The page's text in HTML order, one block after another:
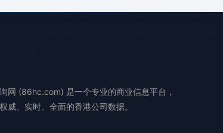
网 (86hc.com) 是一个专业的商业信息平台，
威、实时、全面的香港公司数据。